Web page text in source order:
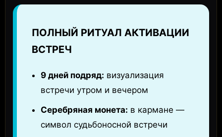
ПОЛНЫЙ РИТУАЛ АКТИВАЦИИ
ВСТРЕЧ
9 дней подряд: визуализация
встречи утром и вечером
Серебряная монета: в кармане —
символ судьбоносной встречи